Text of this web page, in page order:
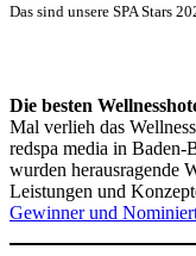
Das sind unsere SPA Stars
Die besten
Mal verlieh das
redspa media in Baden-
wurden herausragende
Leistungen und
Gewinner und